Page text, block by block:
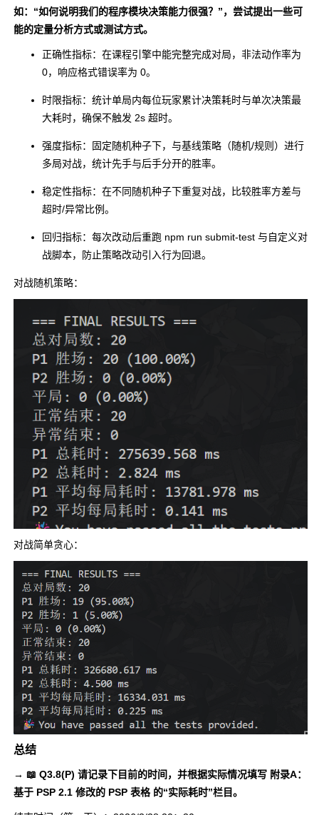
如：“如何说明我们的程序模块决策能力很强？”，尝试提出一些可
能的定量分析方式或测试方式。
正确性指标：在课程引擎中能完整完成对局，非法动作率为
0，响应格式错误率为 0。
时限指标：统计单局内每位玩家累计决策耗时与单次决策最
大耗时，确保不触发 2s 超时。
强度指标：固定随机种子下，与基线策略（随机/规则）进行
多局对战，统计先手与后手分开的胜率。
稳定性指标：在不同随机种子下重复对战，比较胜率方差与
超时/异常比例。
回归指标：每次改动后重跑 npm run submit-test 与自定义对
战脚本，防止策略改动引入行为回退。
对战随机策略：
对战简单贪心：
总结
→ 📖 Q3.8(P) 请记录下目前的时间，并根据实际情况填写 附录A：
基于 PSP 2.1 修改的 PSP 表格 的“实际耗时”栏目。